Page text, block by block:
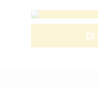
ZU